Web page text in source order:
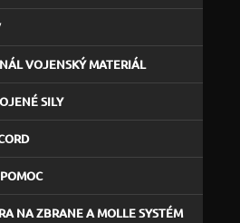
VOJENSKÝ MATERIÁL
SILY
NA ZBRANE A MOLLE SYSTÉM